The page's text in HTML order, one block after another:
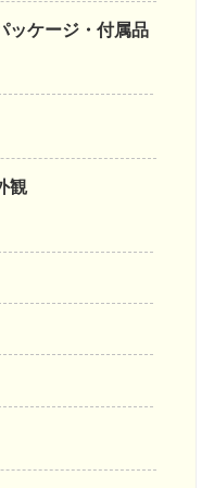
ッケージ・付属品
観